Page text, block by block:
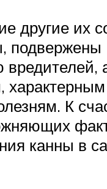
другие их
подвержены
К
канны в